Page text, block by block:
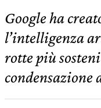
Google ha
l’intelligenza
rotte più
condensazione